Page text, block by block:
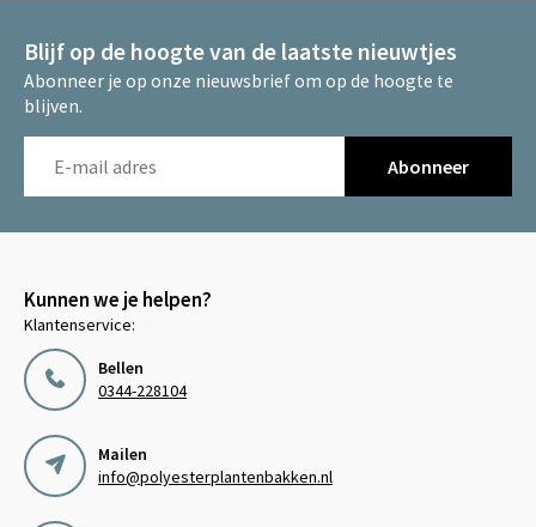
Blijf op de hoogte van de laatste nieuwtjes
Abonneer je op onze nieuwsbrief om op de hoogte te
blijven.
Abonneer
Kunnen we je helpen?
Klantenservice:
Bellen
0344-228104
Mailen
info@polyesterplantenbakken.nl